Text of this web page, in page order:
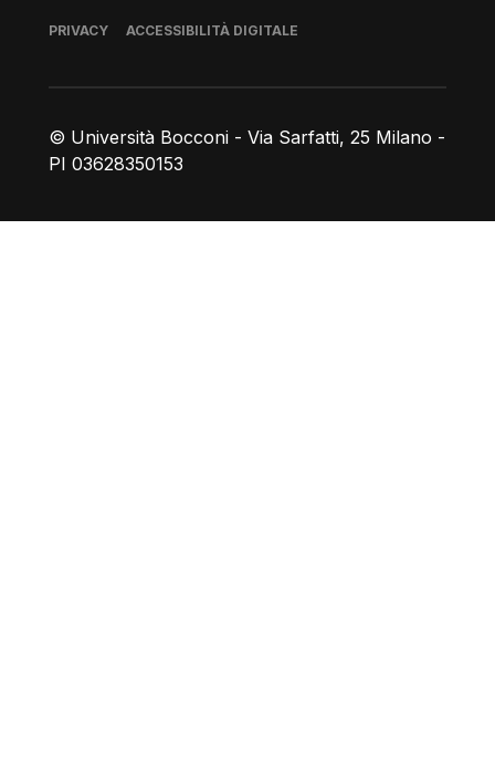
© Università Bocconi - Via Sarfatti, 25 Milano -
PI 03628350153
Piè di pagina
PRIVACY ACCESSIBILITÀ DIGITALE